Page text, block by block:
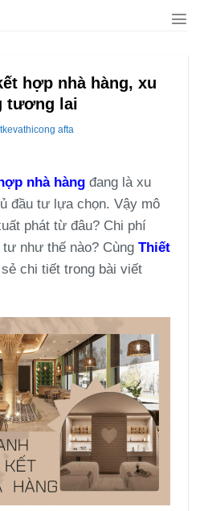
hợp nhà hàng, xu
tương lai
afta
nhà hàngđang là xu
đầu tư lựa chọn. Vậy mô
phát từ đâu? Chi phí
như thế nào? Cùng Thiết
chi tiết trong bài viết